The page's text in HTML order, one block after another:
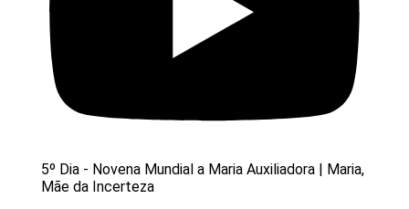
5º Dia - Novena Mundial a Maria Auxiliadora | Maria,
Mãe da Incerteza